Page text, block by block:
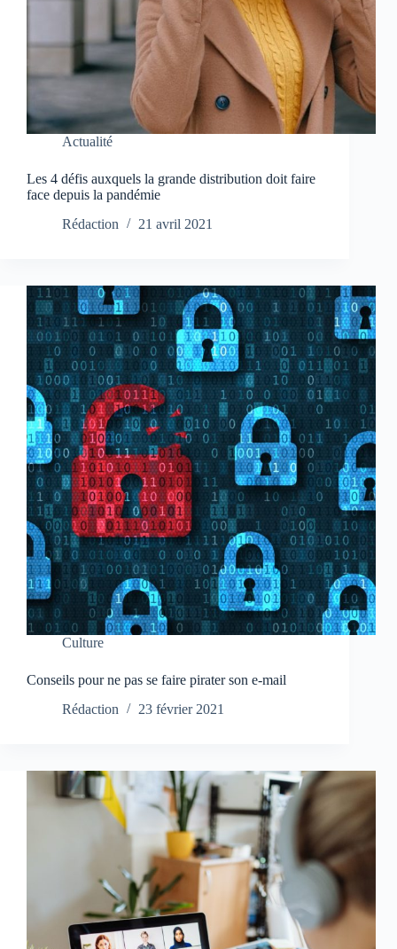
Actualité
Les 4 défis auxquels la grande distribution doit faire
face depuis la pandémie
Rédaction
21 avril 2021
Culture
Conseils pour ne pas se faire pirater son e-mail
Rédaction
23 février 2021